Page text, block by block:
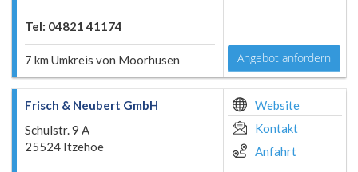
Tel: 04821 41174
7 km Umkreis von Moorhusen Angebot anfordern
Frisch & Neubert GmbH
Schulstr. 9 A
25524 Itzehoe
Website
Kontakt
Anfahrt